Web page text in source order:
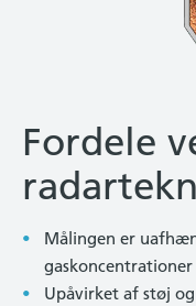
Fordele
Målingen er
Upåvirket af støj